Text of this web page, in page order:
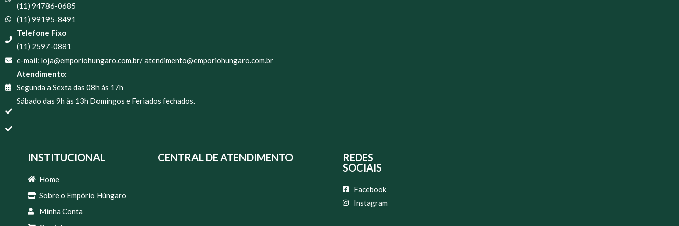
(11) 94786-0685
(11) 99195-8491
Telefone Fixo
(11) 2597-0881
e-mail: loja@emporiohungaro.com.br/ atendimento@emporiohungaro.com.br
Atendimento:
Segunda a Sexta das 08h às 17h
Sábado das 9h às 13h Domingos e Feriados fechados.
INSTITUCIONAL
Home
Sobre o Empório Húngaro
Minha Conta
CENTRAL DE ATENDIMENTO
REDES
SOCIAIS
Facebook
Instagram